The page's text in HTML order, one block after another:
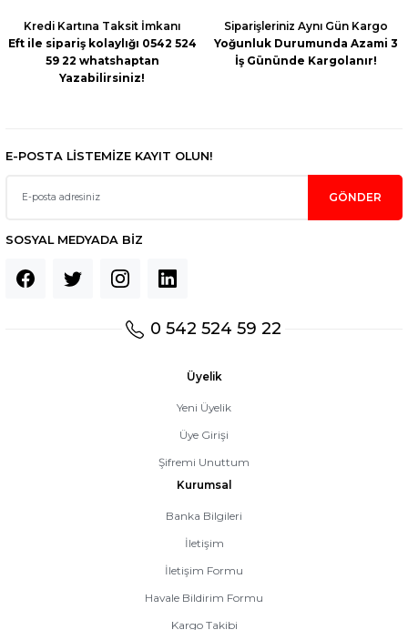
Kredi Kartına Taksit İmkanı
Eft ile sipariş kolaylığı 0542 524
59 22 whatshaptan
Yazabilirsiniz!
Siparişleriniz Aynı Gün Kargo
Yoğunluk Durumunda Azami 3
İş Gününde Kargolanır!
E-POSTA LİSTEMİZE KAYIT OLUN!
GÖNDER
SOSYAL MEDYADA BİZ
0 542 524 59 22
Üyelik
Yeni Üyelik
Üye Girişi
Şifremi Unuttum
Kurumsal
Banka Bilgileri
İletişim
İletişim Formu
Havale Bildirim Formu
Kargo Takibi